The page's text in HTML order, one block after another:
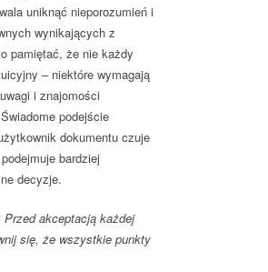
uniknąć nieporozumień i
wynikających z
pamiętać, że nie każdy
– niektóre wymagają
i znajomości
podejście
dokumentu czuje
bardziej
decyzje.
Przed akceptacją każdej
się, że wszystkie punkty